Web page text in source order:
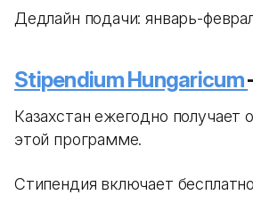
Дедлайн подачи: январь-
Stipendium Hungaricum
Казахстан ежегодно получает
этой программе.
Стипендия включает